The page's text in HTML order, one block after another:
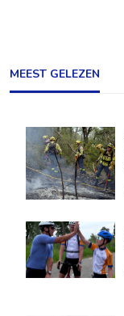
MEEST GELEZEN